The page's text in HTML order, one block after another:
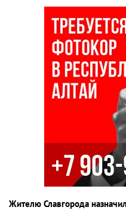
Жителю Славгорода